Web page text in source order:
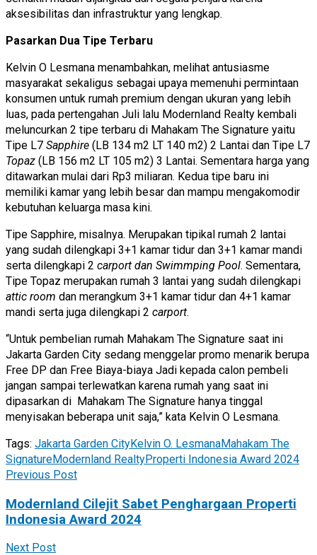
aksesibilitas dan infrastruktur yang lengkap.
Pasarkan Dua Tipe Terbaru
Kelvin O Lesmana menambahkan, melihat antusiasme
masyarakat sekaligus sebagai upaya memenuhi permintaan
konsumen untuk rumah premium dengan ukuran yang lebih
luas, pada pertengahan Juli lalu Modernland Realty kembali
meluncurkan 2 tipe terbaru di Mahakam The Signature yaitu
Tipe L7 Sapphire (LB 134 m2 LT 140 m2) 2 Lantai dan Tipe L7
Topaz (LB 156 m2 LT 105 m2) 3 Lantai. Sementara harga yang
ditawarkan mulai dari Rp3 miliaran. Kedua tipe baru ini
memiliki kamar yang lebih besar dan mampu mengakomodir
kebutuhan keluarga masa kini.
Tipe Sapphire, misalnya. Merupakan tipikal rumah 2 lantai
yang sudah dilengkapi 3+1 kamar tidur dan 3+1 kamar mandi
serta dilengkapi 2 carport dan Swimmping Pool. Sementara,
Tipe Topaz merupakan rumah 3 lantai yang sudah dilengkapi
attic room dan merangkum 3+1 kamar tidur dan 4+1 kamar
mandi serta juga dilengkapi 2 carport.
“Untuk pembelian rumah Mahakam The Signature saat ini
Jakarta Garden City sedang menggelar promo menarik berupa
Free DP dan Free Biaya-biaya Jadi kepada calon pembeli
jangan sampai terlewatkan karena rumah yang saat ini
dipasarkan di Mahakam The Signature hanya tinggal
menyisakan beberapa unit saja,” kata Kelvin O Lesmana.
Tags: Jakarta Garden CityKelvin O. LesmanaMahakam The
SignatureModernland RealtyProperti Indonesia Award 2024
Previous Post
Modernland Cilejit Sabet Penghargaan Properti
Indonesia Award 2024
Next Post